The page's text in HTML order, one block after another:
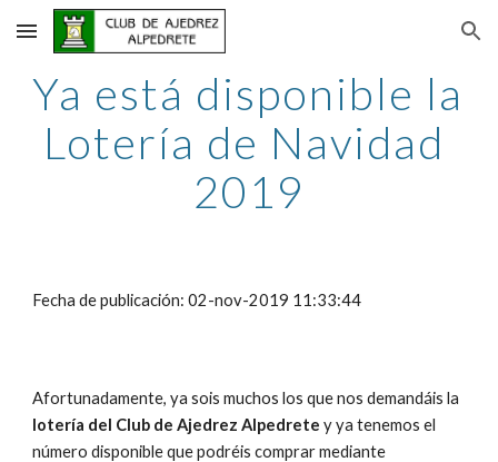
Skip to main content Skip to navigation
Ya está disponible la
Lotería de Navidad
2019
Fecha de publicación: 02-nov-2019 11:33:44
lotería del Club de Ajedrez Alpedrete y ya tenemos el
número disponible que podréis comprar mediante